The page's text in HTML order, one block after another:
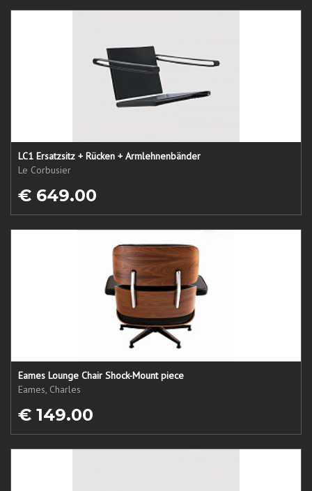
LC1 Ersatzsitz + Rücken + Armlehnenbänder
Le Corbusier
€ 649.00
Eames Lounge Chair Shock-Mount piece
Eames, Charles
€ 149.00